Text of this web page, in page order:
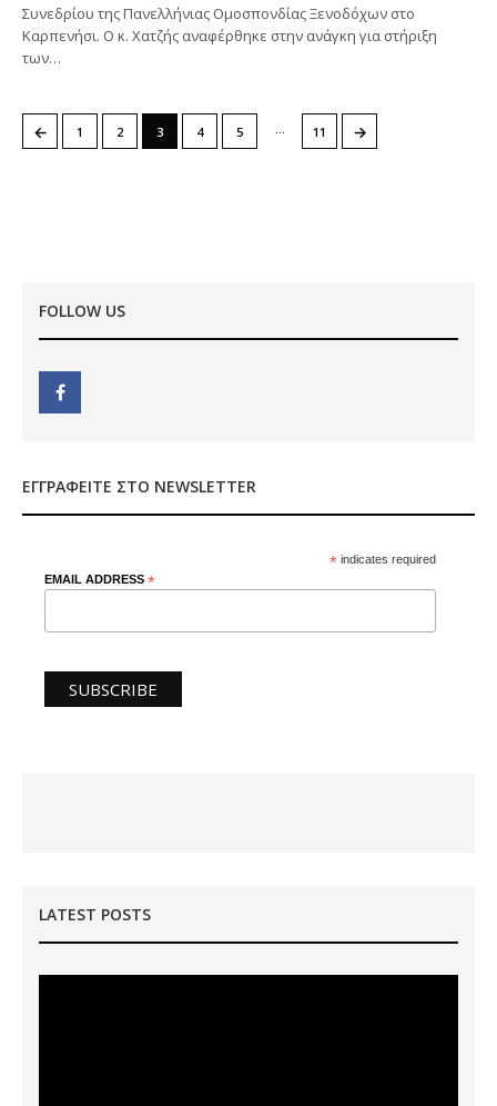
Συνεδρίου της Πανελλήνιας Ομοσπονδίας Ξενοδόχων στο
Καρπενήσι. Ο κ. Χατζής αναφέρθηκε στην ανάγκη για στήριξη
των…
← 1 2 3 4 5 … 11 →
FOLLOW US
ΕΓΓΡΑΦΕΊΤΕ ΣΤΟ NEWSLETTER
* indicates required
EMAIL ADDRESS *
LATEST POSTS